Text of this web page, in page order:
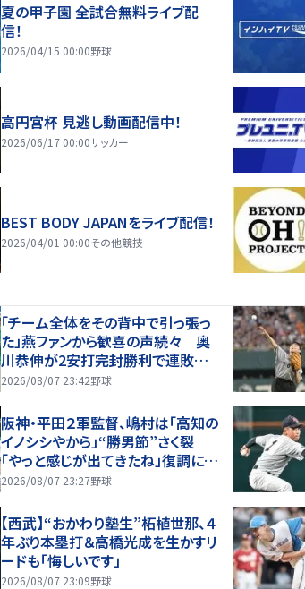
夏の甲子園 全試合無料ライブ配
信！
2026/04/15 00:00野球
高円宮杯 見逃し動画配信中！
2026/06/17 00:00サッカー
BEST BODY JAPANをライブ配信！
2026/04/01 00:00その他競技
「チーム全体をその背中で引っ張っ
た」燕ファンから歓喜の声続々 奥
川恭伸が2安打完封勝利で連敗スト
ップ「まさに頼れるエースの仕事！」
2026/08/07 23:42野球
阪神・平田２軍監督、嶋村は「高知の
イノシシやから」“勝男節”さく裂
「やっと感じが出てきたね」復調に太
鼓判【一問一答】
2026/08/07 23:27野球
【西武】“おかわり塾生”柘植世那、４
年ぶり本塁打＆高橋光成を生かすリ
ードも「悔しいです」
2026/08/07 23:09野球